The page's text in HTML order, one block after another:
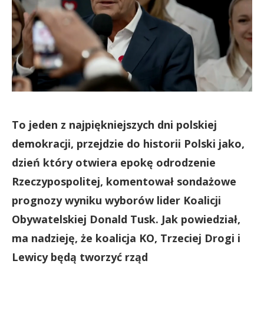
To jeden z najpiękniejszych dni polskiej
demokracji, przejdzie do historii Polski jako,
dzień który otwiera epokę odrodzenie
Rzeczypospolitej, komentował sondażowe
prognozy wyniku wyborów lider Koalicji
Obywatelskiej Donald Tusk. Jak powiedział,
ma nadzieję, że koalicja KO, Trzeciej Drogi i
Lewicy będą tworzyć rząd